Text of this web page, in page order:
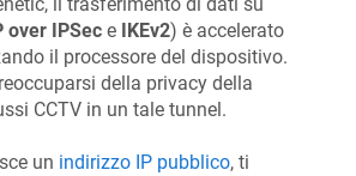
over IPSec e IKEv2) è accelerato
il processore del dispositivo.
della privacy della
CCTV in un tale tunnel.
un indirizzo IP pubblico, ti